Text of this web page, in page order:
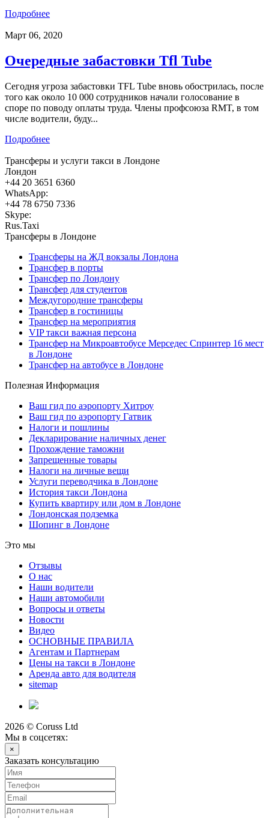
Подробнее
Март 06, 2020
Очередные забастовки Tfl Tube
Сегодня угроза забастовки TFL Tube вновь обострилась, после
того как около 10 000 сотрудников начали голосование в
споре по поводу оплаты труда. Члены профсоюза RMT, в том
числе водители, буду...
Подробнее
Трансферы и услуги такси в Лондоне
Лондон
+44 20 3651 6360
WhatsApp:
+44 78 6750 7336
Skype:
Rus.Taxi
Трансферы в Лондоне
Трансферы на ЖД вокзалы Лондона
Трансфер в порты
Трансфер по Лондону
Трансфер для студентов
Междугородние трансферы
Трансфер в гостиницы
Трансфер на мероприятия
VIP такси важная персона
Трансфер на Микроавтобусе Мерседес Спринтер 16 мест
в Лондоне
Трансфер на автобусе в Лондоне
Полезная Информация
Ваш гид по аэропорту Хитроу
Ваш гид по аэропорту Гатвик
Налоги и пошлины
Декларирование наличных денег
Прохождение таможни
Запрещенные товары
Налоги на личные вещи
Услуги переводчика в Лондоне
История такси Лондона
Купить квартиру или дом в Лондоне
Лондонская подземка
Шопинг в Лондоне
Это мы
Отзывы
О нас
Наши водители
Наши автомобили
Вопросы и ответы
Новости
Видео
ОСНОВНЫЕ ПРАВИЛА
Агентам и Партнерам
Цены на такси в Лондоне
Аренда авто для водителя
sitemap
2026 © Coruss Ltd
Мы в соцсетях:
×
Заказать консультацию